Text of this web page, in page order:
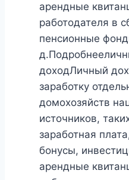
арендные
работодателя в
пенсионные
доходЛичный
заработку
домохозяйств
источников,
заработная
бонусы,
арендные